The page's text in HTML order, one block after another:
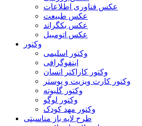
عکس فناوری اطلاعات
عکس طبیعت
عکس بکگراند
عکس اتومبیل
وکتور
وکتور اسلیمی
اینفوگرافی
وکتور کاراکتر انسان
وکتور کارت ویزیت و پوستر
وکتور گلبوته
وکتور لوگو
وکتور مهد کودک
طرح لایه باز مناسبتی